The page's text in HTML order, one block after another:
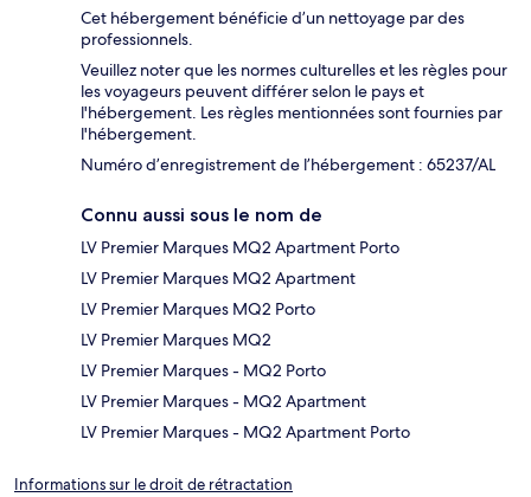
Cet hébergement bénéficie d’un nettoyage par des
professionnels.
Veuillez noter que les normes culturelles et les règles pour
les voyageurs peuvent différer selon le pays et
l'hébergement. Les règles mentionnées sont fournies par
l'hébergement.
Numéro d’enregistrement de l’hébergement : 65237/AL
Connu aussi sous le nom de
LV Premier Marques MQ2 Apartment Porto
LV Premier Marques MQ2 Apartment
LV Premier Marques MQ2 Porto
LV Premier Marques MQ2
LV Premier Marques - MQ2 Porto
LV Premier Marques - MQ2 Apartment
LV Premier Marques - MQ2 Apartment Porto
Informations sur le droit de rétractation